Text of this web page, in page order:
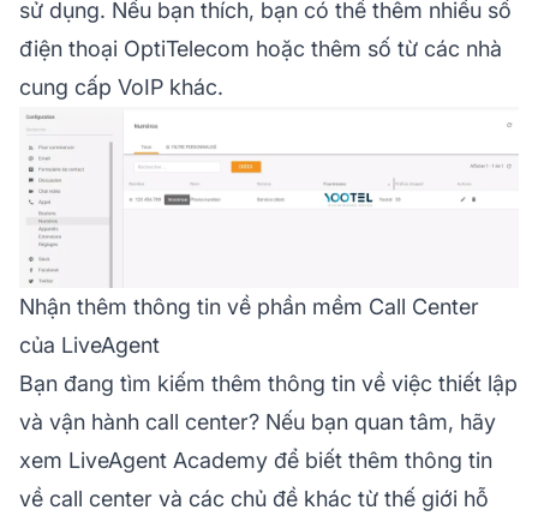
sử dụng. Nếu bạn thích, bạn có thể thêm nhiều số
điện thoại OptiTelecom hoặc thêm số từ các nhà
cung cấp VoIP khác.
Nhận thêm thông tin về phần mềm Call Center
của LiveAgent
Bạn đang tìm kiếm thêm thông tin về việc thiết lập
và vận hành call center? Nếu bạn quan tâm, hãy
xem LiveAgent Academy để biết thêm thông tin
về call center và các chủ đề khác từ thế giới hỗ